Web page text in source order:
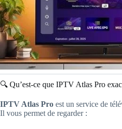
🔍 Qu’est-ce que IPTV Atlas Pro
IPTV Atlas Pro est un service de
Il vous permet de regarder :